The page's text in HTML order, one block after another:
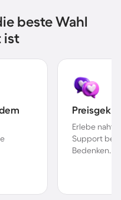
beste Wahl
ist
Erlebe
Support bei
Bedenken.